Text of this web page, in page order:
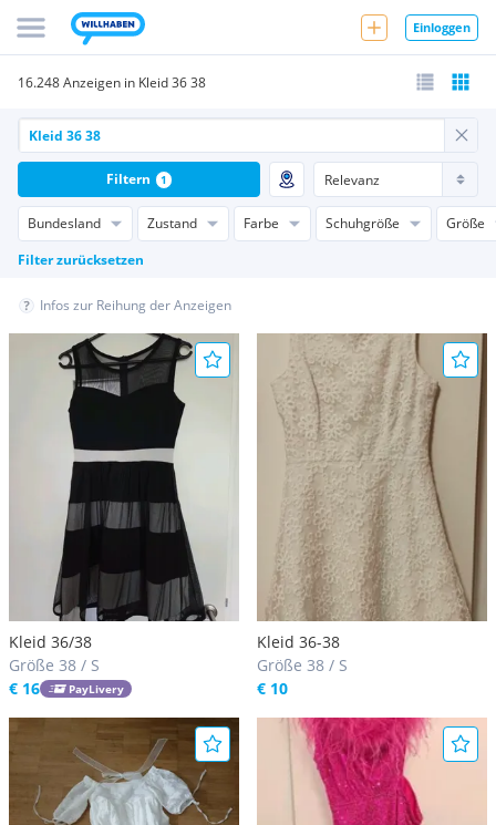
Einloggen
16.248 Anzeigen in Kleid 36 38
Bundesland Zustand Farbe Schuhgröße
Größe
Filter zurücksetzen
Filtern 1
Infos zur Reihung der Anzeigen
Kleid 36/38
Größe 38 / S
€ 16
PayLivery
Kleid 36-38
Größe 38 / S
€ 10